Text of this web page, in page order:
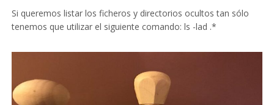
Si queremos listar los ficheros y directorios ocultos tan sólo
tenemos que utilizar el siguiente comando: ls -lad .*